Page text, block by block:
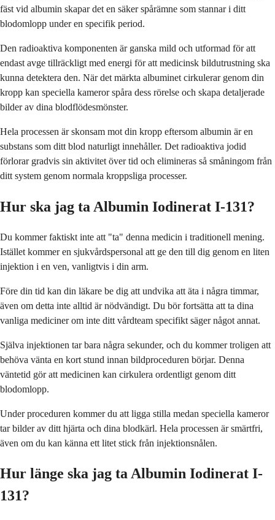
fäst vid albumin skapar det en säker spårämne som stannar i ditt
blodomlopp under en specifik period.
Den radioaktiva komponenten är ganska mild och utformad för att
endast avge tillräckligt med energi för att medicinsk bildutrustning ska
kunna detektera den. När det märkta albuminet cirkulerar genom din
kropp kan speciella kameror spåra dess rörelse och skapa detaljerade
bilder av dina blodflödesmönster.
Hela processen är skonsam mot din kropp eftersom albumin är en
substans som ditt blod naturligt innehåller. Det radioaktiva jodid
förlorar gradvis sin aktivitet över tid och elimineras så småningom från
ditt system genom normala kroppsliga processer.
Hur ska jag ta Albumin Iodinerat I-131?
Du kommer faktiskt inte att "ta" denna medicin i traditionell mening.
Istället kommer en sjukvårdspersonal att ge den till dig genom en liten
injektion i en ven, vanligtvis i din arm.
Före din tid kan din läkare be dig att undvika att äta i några timmar,
även om detta inte alltid är nödvändigt. Du bör fortsätta att ta dina
vanliga mediciner om inte ditt vårdteam specifikt säger något annat.
Själva injektionen tar bara några sekunder, och du kommer troligen att
behöva vänta en kort stund innan bildproceduren börjar. Denna
väntetid gör att medicinen kan cirkulera ordentligt genom ditt
blodomlopp.
Under proceduren kommer du att ligga stilla medan speciella kameror
tar bilder av ditt hjärta och dina blodkärl. Hela processen är smärtfri,
även om du kan känna ett litet stick från injektionsnålen.
Hur länge ska jag ta Albumin Iodinerat I-
131?